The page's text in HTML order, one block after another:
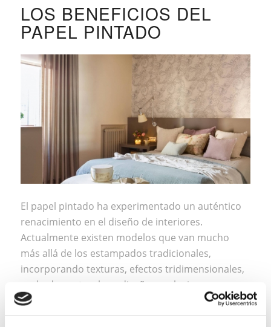
LOS BENEFICIOS DEL
PAPEL PINTADO
El papel pintado ha experimentado un auténtico
renacimiento en el diseño de interiores.
Actualmente existen modelos que van mucho
más allá de los estampados tradicionales,
incorporando texturas, efectos tridimensionales,
acabados naturales y diseños exclusivos que
aportan carácter y profundidad visual a cualquier
espacio.